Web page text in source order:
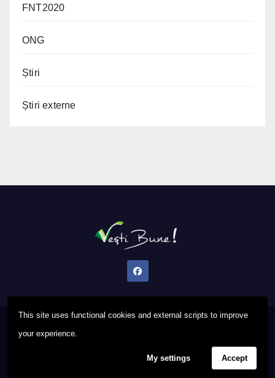
This site uses functional cookies and external scripts to improve
your experience.
My settings Accept
FNT2020
ONG
Știri
Știri externe
Proudly powered by WordPress
Privacy PolicyFAQ